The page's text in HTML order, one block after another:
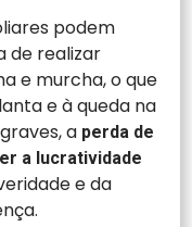
podem
de realizar
e murcha, o que
e à queda na
a perda de
a lucratividade
e da